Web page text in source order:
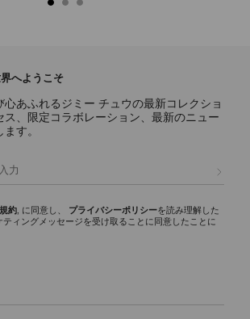
へようこそ
心あふれるジミー チュウの最新コレクショ
ス、限定コラボレーション、最新のニュー
す。
約, に同意し、 プライバシーポリシーを読み理解した
ィングメッセージを受け取ることに同意したことに